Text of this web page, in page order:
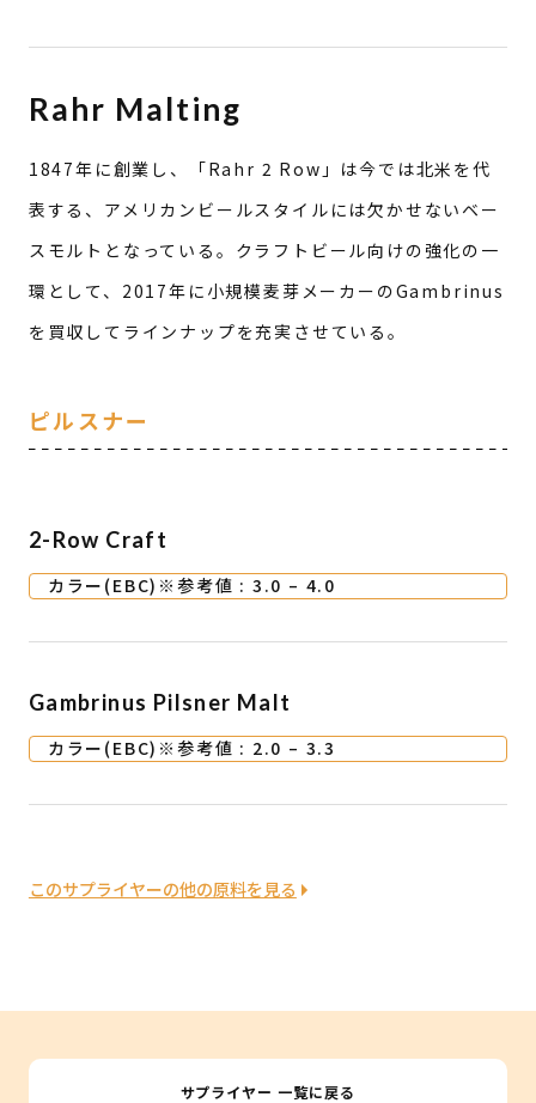
その他の穀類
ライ麦 オーツ麦 米
トウモロコシ その他
ホップ
Rahr Malting
1847年に創業し、「Rahr 2 Row」は今では北米を代
表する、アメリカンビールスタイルには欠かせないベー
スモルトとなっている。クラフトビール向けの強化の一
環として、2017年に小規模麦芽メーカーのGambrinus
を買収してラインナップを充実させている。
ピルスナー
2-Row Craft
カラー(EBC)※参考値 : 3.0 – 4.0
Gambrinus Pilsner Malt
カラー(EBC)※参考値 : 2.0 – 3.3
このサプライヤーの他の原料を見る
サプライヤー 一覧に戻る